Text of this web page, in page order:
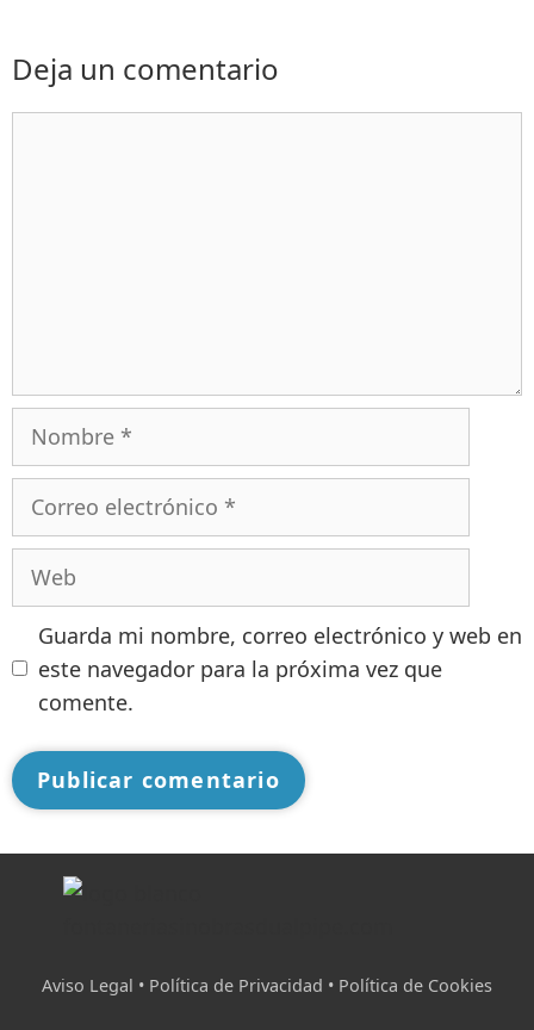
Deja un comentario
Guarda mi nombre, correo electrónico y web en
este navegador para la próxima vez que
comente.
Aviso Legal • Política de Privacidad • Política de Cookies